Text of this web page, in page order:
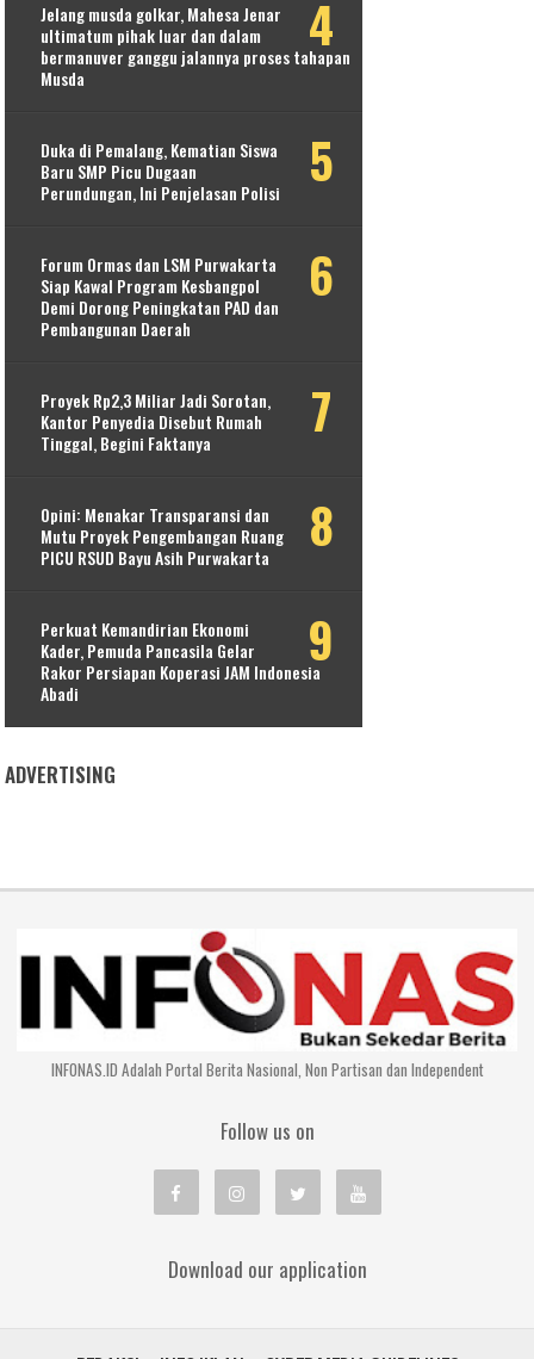
Jelang musda golkar, Mahesa Jenar
ultimatum pihak luar dan dalam
bermanuver ganggu jalannya proses tahapan
Musda
Duka di Pemalang, Kematian Siswa
Baru SMP Picu Dugaan
Perundungan, Ini Penjelasan Polisi
Forum Ormas dan LSM Purwakarta
Siap Kawal Program Kesbangpol
Demi Dorong Peningkatan PAD dan
Pembangunan Daerah
Proyek Rp2,3 Miliar Jadi Sorotan,
Kantor Penyedia Disebut Rumah
Tinggal, Begini Faktanya
Opini: Menakar Transparansi dan
Mutu Proyek Pengembangan Ruang
PICU RSUD Bayu Asih Purwakarta
Perkuat Kemandirian Ekonomi
Kader, Pemuda Pancasila Gelar
Rakor Persiapan Koperasi JAM Indonesia
Abadi
ADVERTISING
INFONAS.ID Adalah Portal Berita Nasional, Non Partisan dan Independent
Follow us on
Download our application